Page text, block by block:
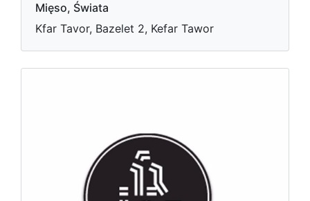
Mięso, Świata
Kfar Tavor, Bazelet 2, Kefar Tawor